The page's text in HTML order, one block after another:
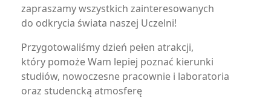
zapraszamy wszystkich zainteresowanych
do odkrycia świata naszej Uczelni!
Przygotowaliśmy dzień pełen atrakcji,
który pomoże Wam lepiej poznać kierunki
studiów, nowoczesne pracownie i laboratoria
oraz studencką atmosferę